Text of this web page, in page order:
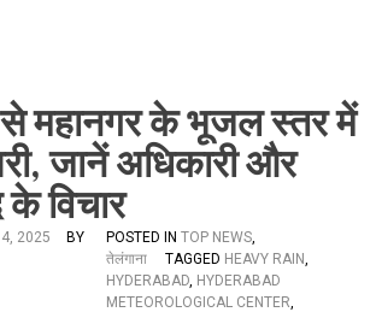
से महानगर के भूजल स्तर में
जानें अधिकारी और
के विचार
4, 2025
BY
POSTED IN TOP NEWS,
तेलंगाना
TAGGED HEAVY RAIN,
HYDERABAD, HYDERABAD
METEOROLOGICAL CENTER,